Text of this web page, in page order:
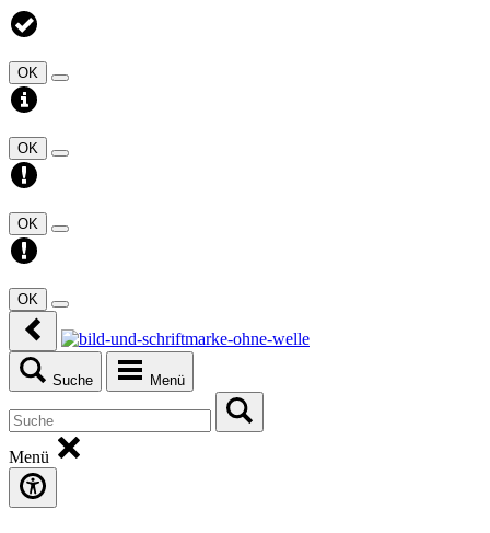
OK
OK
OK
OK
Suche Menü
Menü